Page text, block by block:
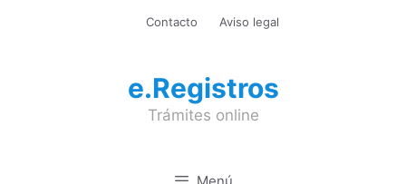
Contacto Aviso legal
e.Registros
Trámites online